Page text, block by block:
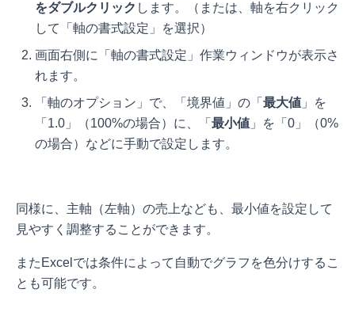
をダブルクリック します。（または、軸を右クリック
して「軸の書式設定」を選択）
画面右側に「軸の書式設定」作業ウィンドウが表示さ
れます。
「軸のオプション」で、「境界値」の「 最大値 」を
「1.0」（100%の場合）に、「 最小値 」を「0」（0%
の場合）などに手動で設定します。
同様に、主軸（左軸）の売上なども、最小値を設定して
見やすく調整することができます。
またExcelでは条件によって自動でグラフを色分けするこ
とも可能です。